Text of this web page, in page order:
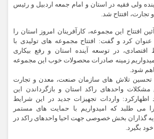
ولی فقیه در استان و امام جمعه اردبیل و رئیس
افتتاح شد.
افتتاح این مجموعه، کارآفرینان امروز استان را
عنوان کرد و گفت: افتتاح مجموعه های تولیدی با
در توسعه آینده استان و رفع بیکاری
زمینه صادرات محصولات خوب این مجموعه
شود.
تحسین تلاش های سازمان صنعت، معدن و تجارت
مشکلات واحدهای راکد استان و بازگرداندن این
اظهارکرد: واردات تجهیزات جدید در این شرایط
می طلبد که امیدواریم با حمایت های مستمر
گذاران بخش خصوصی جهت احیا واحدهای راکد در
بگیرد.